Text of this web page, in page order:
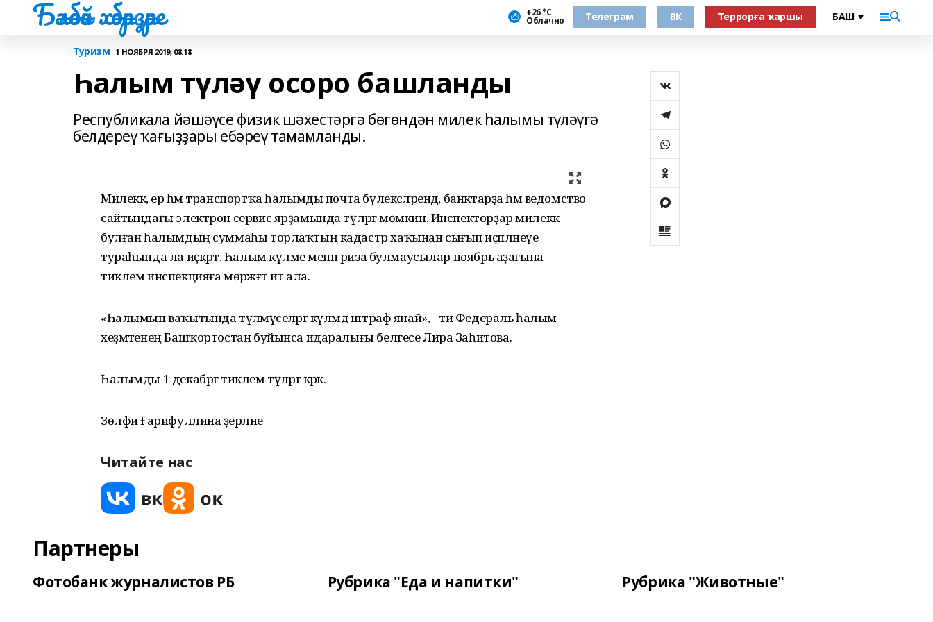
Бәләбәй хәбәрҙәре +26 °С
Облачно Телеграм ВК Террорға ҡаршы
Туризм 1 НОЯБРЯ 2019, 08:18
Һалым түләү осоро башланды
Республикала йәшәүсе физик шәхестәргә бөгөндән милек һалымы түләүгә
белдереү ҡағыҙҙары ебәреү тамамланды.
Милеккә, ер һәм транспортҡа һалымды почта бүлексәләрендә, банктарҙа һәм ведомство
сайтындағы электрон сервис ярҙамында түләргә мөмкин. Инспекторҙар милеккә
булған һалымдың суммаһы торлаҡтың кадастр хаҡынан сығып иҫәпләнеүе
тураһында ла иҫкәртә. Һалым күләме менән риза булмаусылар ноябрь аҙағына
тиклем инспекцияға мөрәжәғәт итә ала.
«Һалымын ваҡытында түләмәүселәргә күләмдә штраф янай», - ти Федераль һалым
хеҙмәтенең Башҡортостан буйынса идаралығы белгесе Лира Заһитова.
Һалымды 1 декабргә тиклем түләргә кәрәк.
Зөлфиә Ғарифуллина әҙерләне
Читайте нас
Партнеры
Фотобанк журналистов РБ Рубрика "Еда и напитки" Рубрика "Животные"